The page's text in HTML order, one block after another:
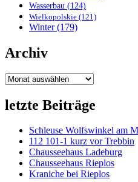
Wasserbau (124)
Wielkopolskie (121)
Winter(179)
Archiv
Archiv
letzte Beiträge
Schleuse Wolfswinkel am
112 101-1 kurz vor Trebbin
Chausseehaus Ladeburg
Chausseehaus Rieplos
Kraniche bei Rieplos